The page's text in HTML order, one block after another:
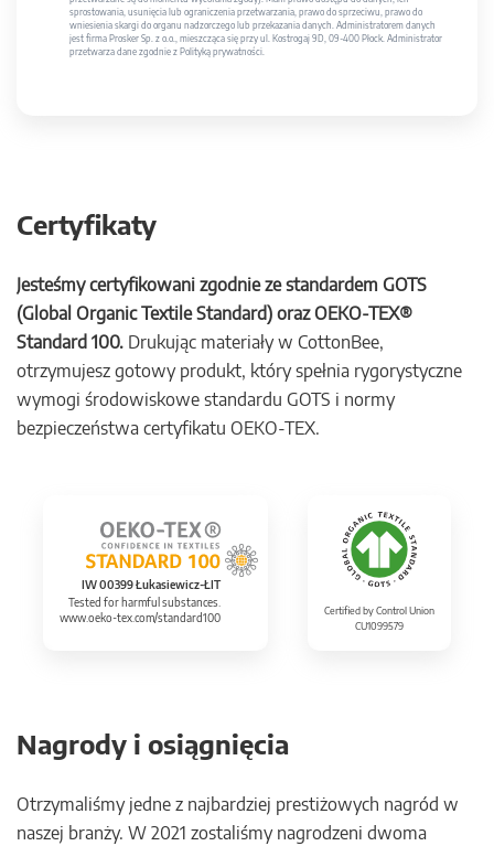
sprostowania, usunięcia lub ograniczenia przetwarzania, prawo do sprzeciwu, prawo do
wniesienia skargi do organu nadzorczego lub przekazania danych. Administratorem danych
jest firma Prosker Sp. z o.o., mieszcząca się przy ul. Kostrogaj 9D, 09-400 Płock. Administrator
przetwarza dane zgodnie z Polityką prywatności.
Certyfikaty
Jesteśmy certyfikowani zgodnie ze standardem GOTS
(Global Organic Textile Standard) oraz OEKO-TEX®
Standard 100. Drukując materiały w CottonBee,
otrzymujesz gotowy produkt, który spełnia rygorystyczne
wymogi środowiskowe standardu GOTS i normy
bezpieczeństwa certyfikatu OEKO-TEX.
IW 00399 Łukasiewicz-ŁIT
Tested for harmful substances.
www.oeko-tex.com/standard100
Certified by Control Union
CU1099579
Nagrody i osiągnięcia
Otrzymaliśmy jedne z najbardziej prestiżowych nagród w
naszej branży. W 2021 zostaliśmy nagrodzeni dwoma